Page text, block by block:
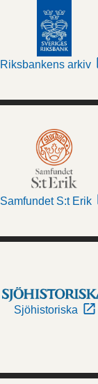
Riksbankens arkiv
Samfundet S:t Erik
Sjöhistoriska